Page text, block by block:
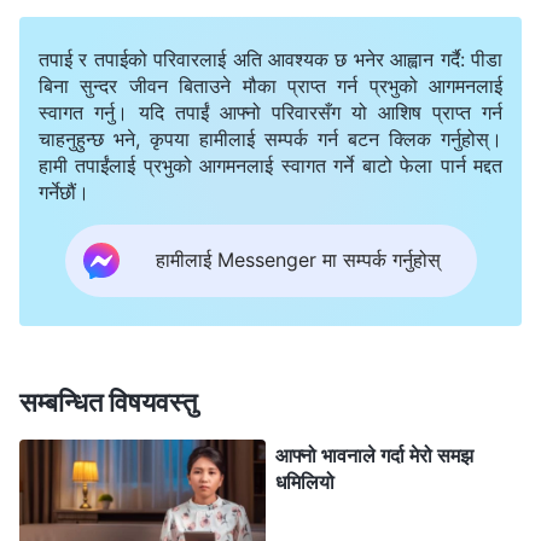
हिँड्नेहरूले—नेतृत्व गरिएकाहरूमा पार्ने प्रभावहरू यिनै हुन्”(ख्रीष्ट
विरोधीहरूको पर्दाफासको “तिनीहरू मानिसहरूलाई जित्ने कोसिस
गर्छन्”)। मैले परमेश्‍वरका वचनहरूमा के देखेँ भने, एकजना अगुवाको
मार्गले उनीहरूलाई व्यक्तिगत तवरमा मात्र असर गर्दैन, अरूको
जीवन प्रवेशलाई र मण्डलीको सम्पूर्ण काममा पनि प्रत्यक्ष प्रभाव
पार्छ। सिस्टर लीले केवल रित्तो शब्दहरू मात्र प्रचार गर्नुभयो र
मानिसहरूलाई भ्रममा पारिरहनुभएको थियो र दाजुभाइ-
बढी, उहाँ अहङ्कारी र तानाशाही हुनुहुन्थ्यो र मण्डलीको धेरै काममा
उहाँकै अन्तिम निर्णय चल्थ्यो। उहाँले सत्यताका सिद्धान्तहरू
तपाई र तपाईको परिवारलाई अति आवश्यक छ भनेर आह्वान गर्दै: पीडा
बिना सुन्दर जीवन बिताउने मौका प्राप्त गर्न प्रभुको आगमनलाई
स्वागत गर्नु। यदि तपाईं आफ्नो परिवारसँग यो आशिष प्राप्त गर्न
चाहनुहुन्छ भने, कृपया हामीलाई सम्पर्क गर्न बटन क्लिक गर्नुहोस्।
हामी तपाईंलाई प्रभुको आगमनलाई स्वागत गर्ने बाटो फेला पार्न मद्दत
गर्नेछौं।
हामीलाई Messenger मा सम्पर्क गर्नुहोस्
सम्बन्धित विषयवस्तु
आफ्नो भावनाले गर्दा मेरो समझ
धमिलियो